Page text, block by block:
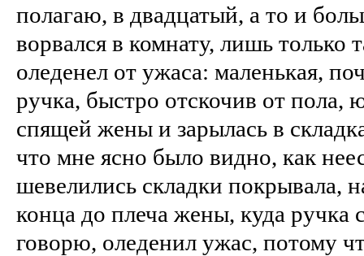
полагаю, в двадцатый, а то и
ворвался в комнату, лишь только
оледенел от ужаса: маленькая,
ручка, быстро отскочив от пола,
спящей жены и зарылась в
что мне ясно было видно, как
шевелились складки покрывала,
конца до плеча жены, куда ручка
говорю, оледенил ужас, потому